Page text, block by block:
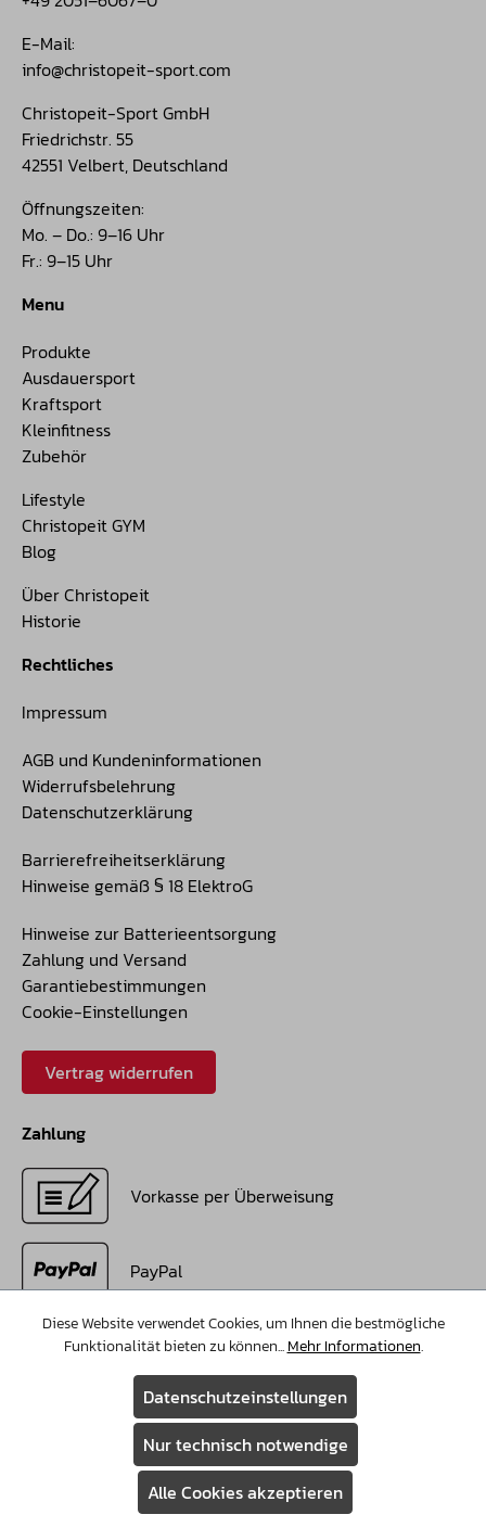
Assistent
E-Mail:
info@christopeit-sport.com
Christopeit-Sport GmbH
Friedrichstr. 55
42551 Velbert, Deutschland
Öffnungszeiten:
Mo. – Do.: 9–16 Uhr
Fr.: 9–15 Uhr
Menu
Produkte
Ausdauersport
Kraftsport
Kleinfitness
Zubehör
Lifestyle
Christopeit GYM
Blog
Über Christopeit
Historie
Rechtliches
Impressum
AGB und Kundeninformationen
Widerrufsbelehrung
Datenschutzerklärung
Barrierefreiheitserklärung
Hinweise gemäß § 18 ElektroG
Hinweise zur Batterieentsorgung
Zahlung und Versand
Garantiebestimmungen
Cookie-Einstellungen
Vertrag widerrufen
Zahlung
Vorkasse per Überweisung
PayPal
Klarna Rechnungs- oder Ratenkauf
Amazon Pay
Kredikarte
Visa / Mastercard
Diese Website verwendet Cookies, um Ihnen die bestmögliche
Funktionalität bieten zu können...Mehr Informationen.
Datenschutzeinstellungen
Nur technisch notwendige
Alle Cookies akzeptieren